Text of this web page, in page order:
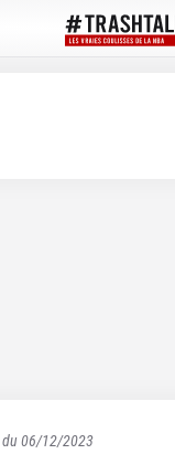
du06/12/2023